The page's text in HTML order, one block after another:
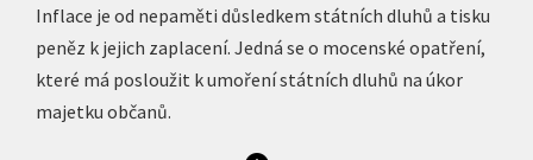
Inflace je od nepaměti důsledkem státních dluhů a tisku
peněz k jejich zaplacení. Jedná se o mocenské opatření,
které má posloužit k umoření státních dluhů na úkor
majetku občanů.